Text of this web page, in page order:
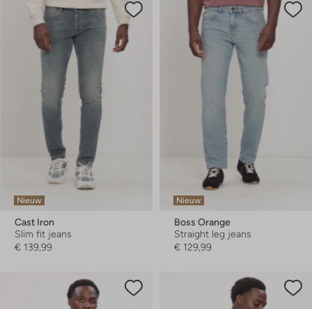
Nieuw
Cast Iron
Slim fit jeans
€ 139,99
Nieuw
Boss Orange
Straight leg jeans
€ 129,99